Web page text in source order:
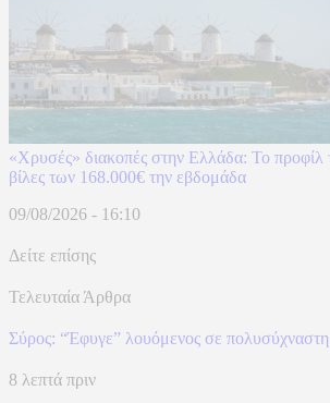
«Χρυσές» διακοπές στην Ελλάδα: Το προφίλ
βίλες των 168.000€ την εβδομάδα
09/08/2026 - 16:10
Δείτε επίσης
Τελευταία Άρθρα
Σύρος: “Έφυγε” λουόμενος σε
8 λεπτά πριν